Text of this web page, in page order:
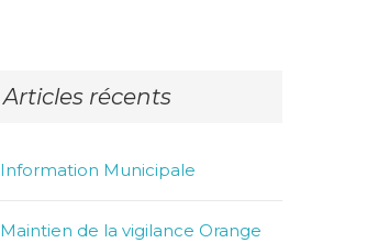
Articles récents
Information Municipale
Maintien de la vigilance Orange